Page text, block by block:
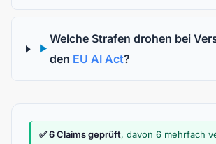
▶
Welche Strafen drohen bei
den EU AI Act?
✅ 6 Claims geprüft, davon 6 mehrfach